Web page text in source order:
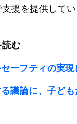
援を提供してい
読む
ーフティの実
議論に、子ど